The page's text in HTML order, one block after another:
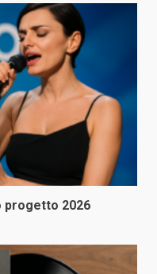
progetto 2026